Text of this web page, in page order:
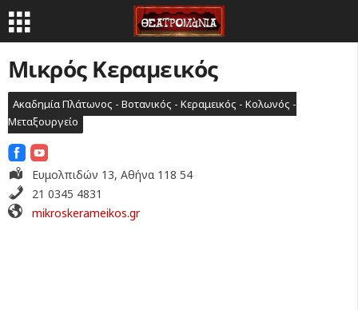
Μικρός Κεραμεικός
Ακαδημία Πλάτωνος - Βοτανικός - Κεραμεικός - Κολωνός -
Μεταξουργείο
Ευμολπιδών 13, Αθήνα 118 54
21 0345 4831
mikroskerameikos.gr